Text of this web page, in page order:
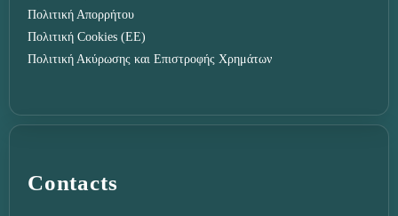
Πολιτική Απορρήτου
Πολιτική Cookies (ΕΕ)
Πολιτική Ακύρωσης και Επιστροφής Χρημάτων
Contacts